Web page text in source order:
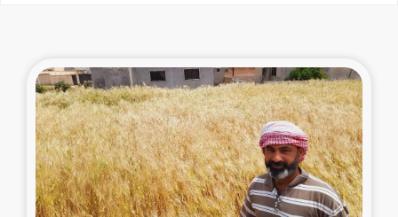
東ティモール豪雨緊急支援
大雨による洪水被災者支援
カカオ生産者支援事業
シリア国内避難民・帰還民の生活再建支援